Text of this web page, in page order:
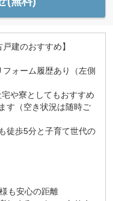
建のおすすめ】
ォーム履歴あり（左側
や寮としてもおすすめ
す（空き状況は随時ご
徒歩5分と子育て世代の
も安心の距離